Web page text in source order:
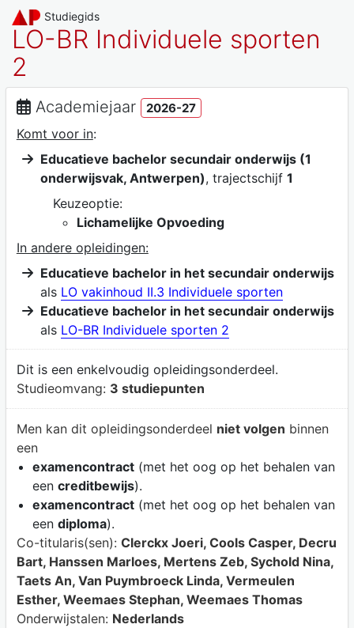
Studiegids
LO-BR Individuele sporten
2
Academiejaar 2026-27
Komt voor in:
Educatieve bachelor secundair onderwijs (1
onderwijsvak, Antwerpen), trajectschijf 1
Keuzeoptie:
Lichamelijke Opvoeding
In andere opleidingen:
Educatieve bachelor in het secundair onderwijs
als LO vakinhoud II.3 Individuele sporten
Educatieve bachelor in het secundair onderwijs
als LO-BR Individuele sporten 2
Dit is een enkelvoudig opleidingsonderdeel.
Studieomvang: 3 studiepunten
Men kan dit opleidingsonderdeel niet volgen binnen
een
examencontract(met het oog op het behalen van
een creditbewijs).
examencontract(met het oog op het behalen van
een diploma).
Co-titularis(sen): Clerckx Joeri, Cools Casper, Decru
Bart, Hanssen Marloes, Mertens Zeb, Sychold Nina,
Taets An, Van Puymbroeck Linda, Vermeulen
Esther, Weemaes Stephan, Weemaes Thomas
Onderwijstalen: Nederlands